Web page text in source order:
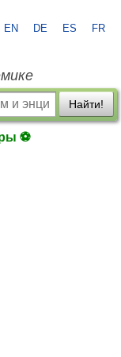
EN DE ES FR
Найти!
⚽